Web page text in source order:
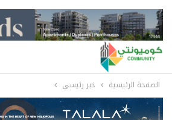
الصفحة الرئيسية خبر رئيسي